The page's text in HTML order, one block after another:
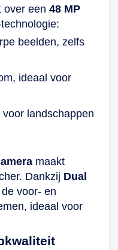
over een 48 MP
beelden, zelfs
ideaal voor
voor landschappen
maakt
Dankzij Dual
voor- en
ideaal voor